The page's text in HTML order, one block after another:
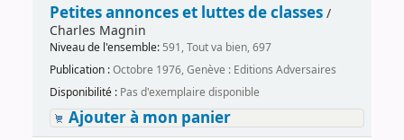
Petites annonces et luttes de classes/
Charles Magnin
Niveau de l'ensemble: 591, Tout va bien, 697
Publication :Octobre 1976, Genève : Editions Adversaires
Disponibilité : Pas d'exemplaire disponible
Ajouter à mon panier